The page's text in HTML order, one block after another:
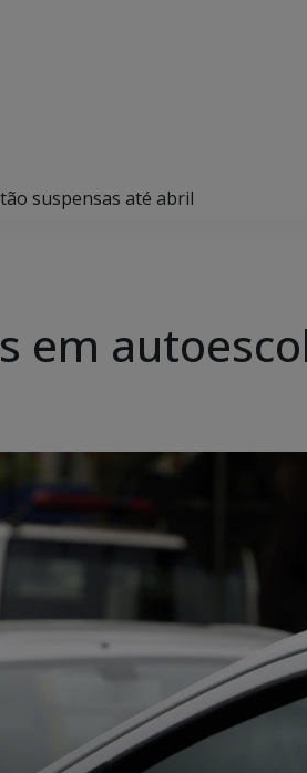
suspensas até abril
em